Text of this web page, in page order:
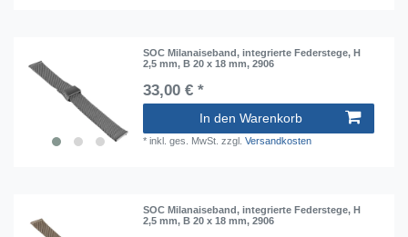
SOC Milanaiseband, integrierte Federstege, H
2,5 mm, B 20 x 18 mm, 2906
33,00 € *
In den Warenkorb
*inkl. ges. MwSt. zzgl.Versandkosten
SOC Milanaiseband, integrierte Federstege, H
2,5 mm, B 20 x 18 mm, 2906